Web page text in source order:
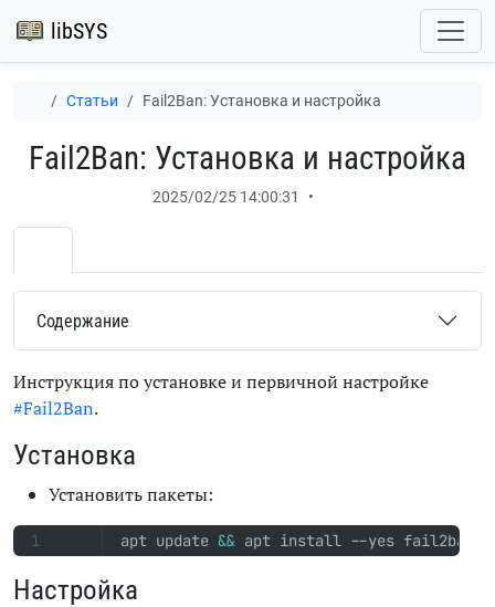
libSYS
Статьи Fail2Ban: Установка и настройка
Fail2Ban: Установка и настройка
2025/02/25 14:00:31 •
Содержание
Инструкция по установке и первичной настройке
#Fail2Ban.
Установка
Установить пакеты:
apt update && apt install --yes fail2ban
Настройка